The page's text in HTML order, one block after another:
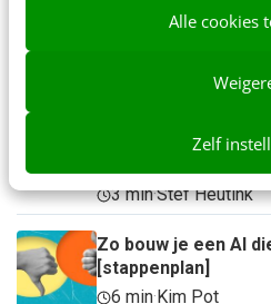
Alle cookies
Zelf
Geef structuur aan
komen deze
3 min·Stef Heutink
Zo bouw je een AI
[stappenplan]
6 min·Kim Pot